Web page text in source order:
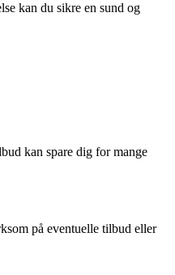
kan du sikre en sund og
kan spare dig for mange
på eventuelle tilbud eller